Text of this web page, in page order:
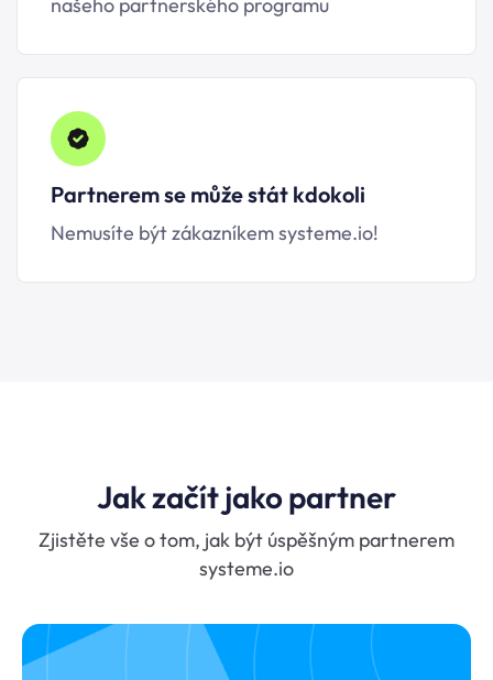
Partnerem se může stát kdokoli
Nemusíte být zákazníkem systeme.io!
Jak začít jako partner
Zjistěte vše o tom, jak být úspěšným partnerem
systeme.io